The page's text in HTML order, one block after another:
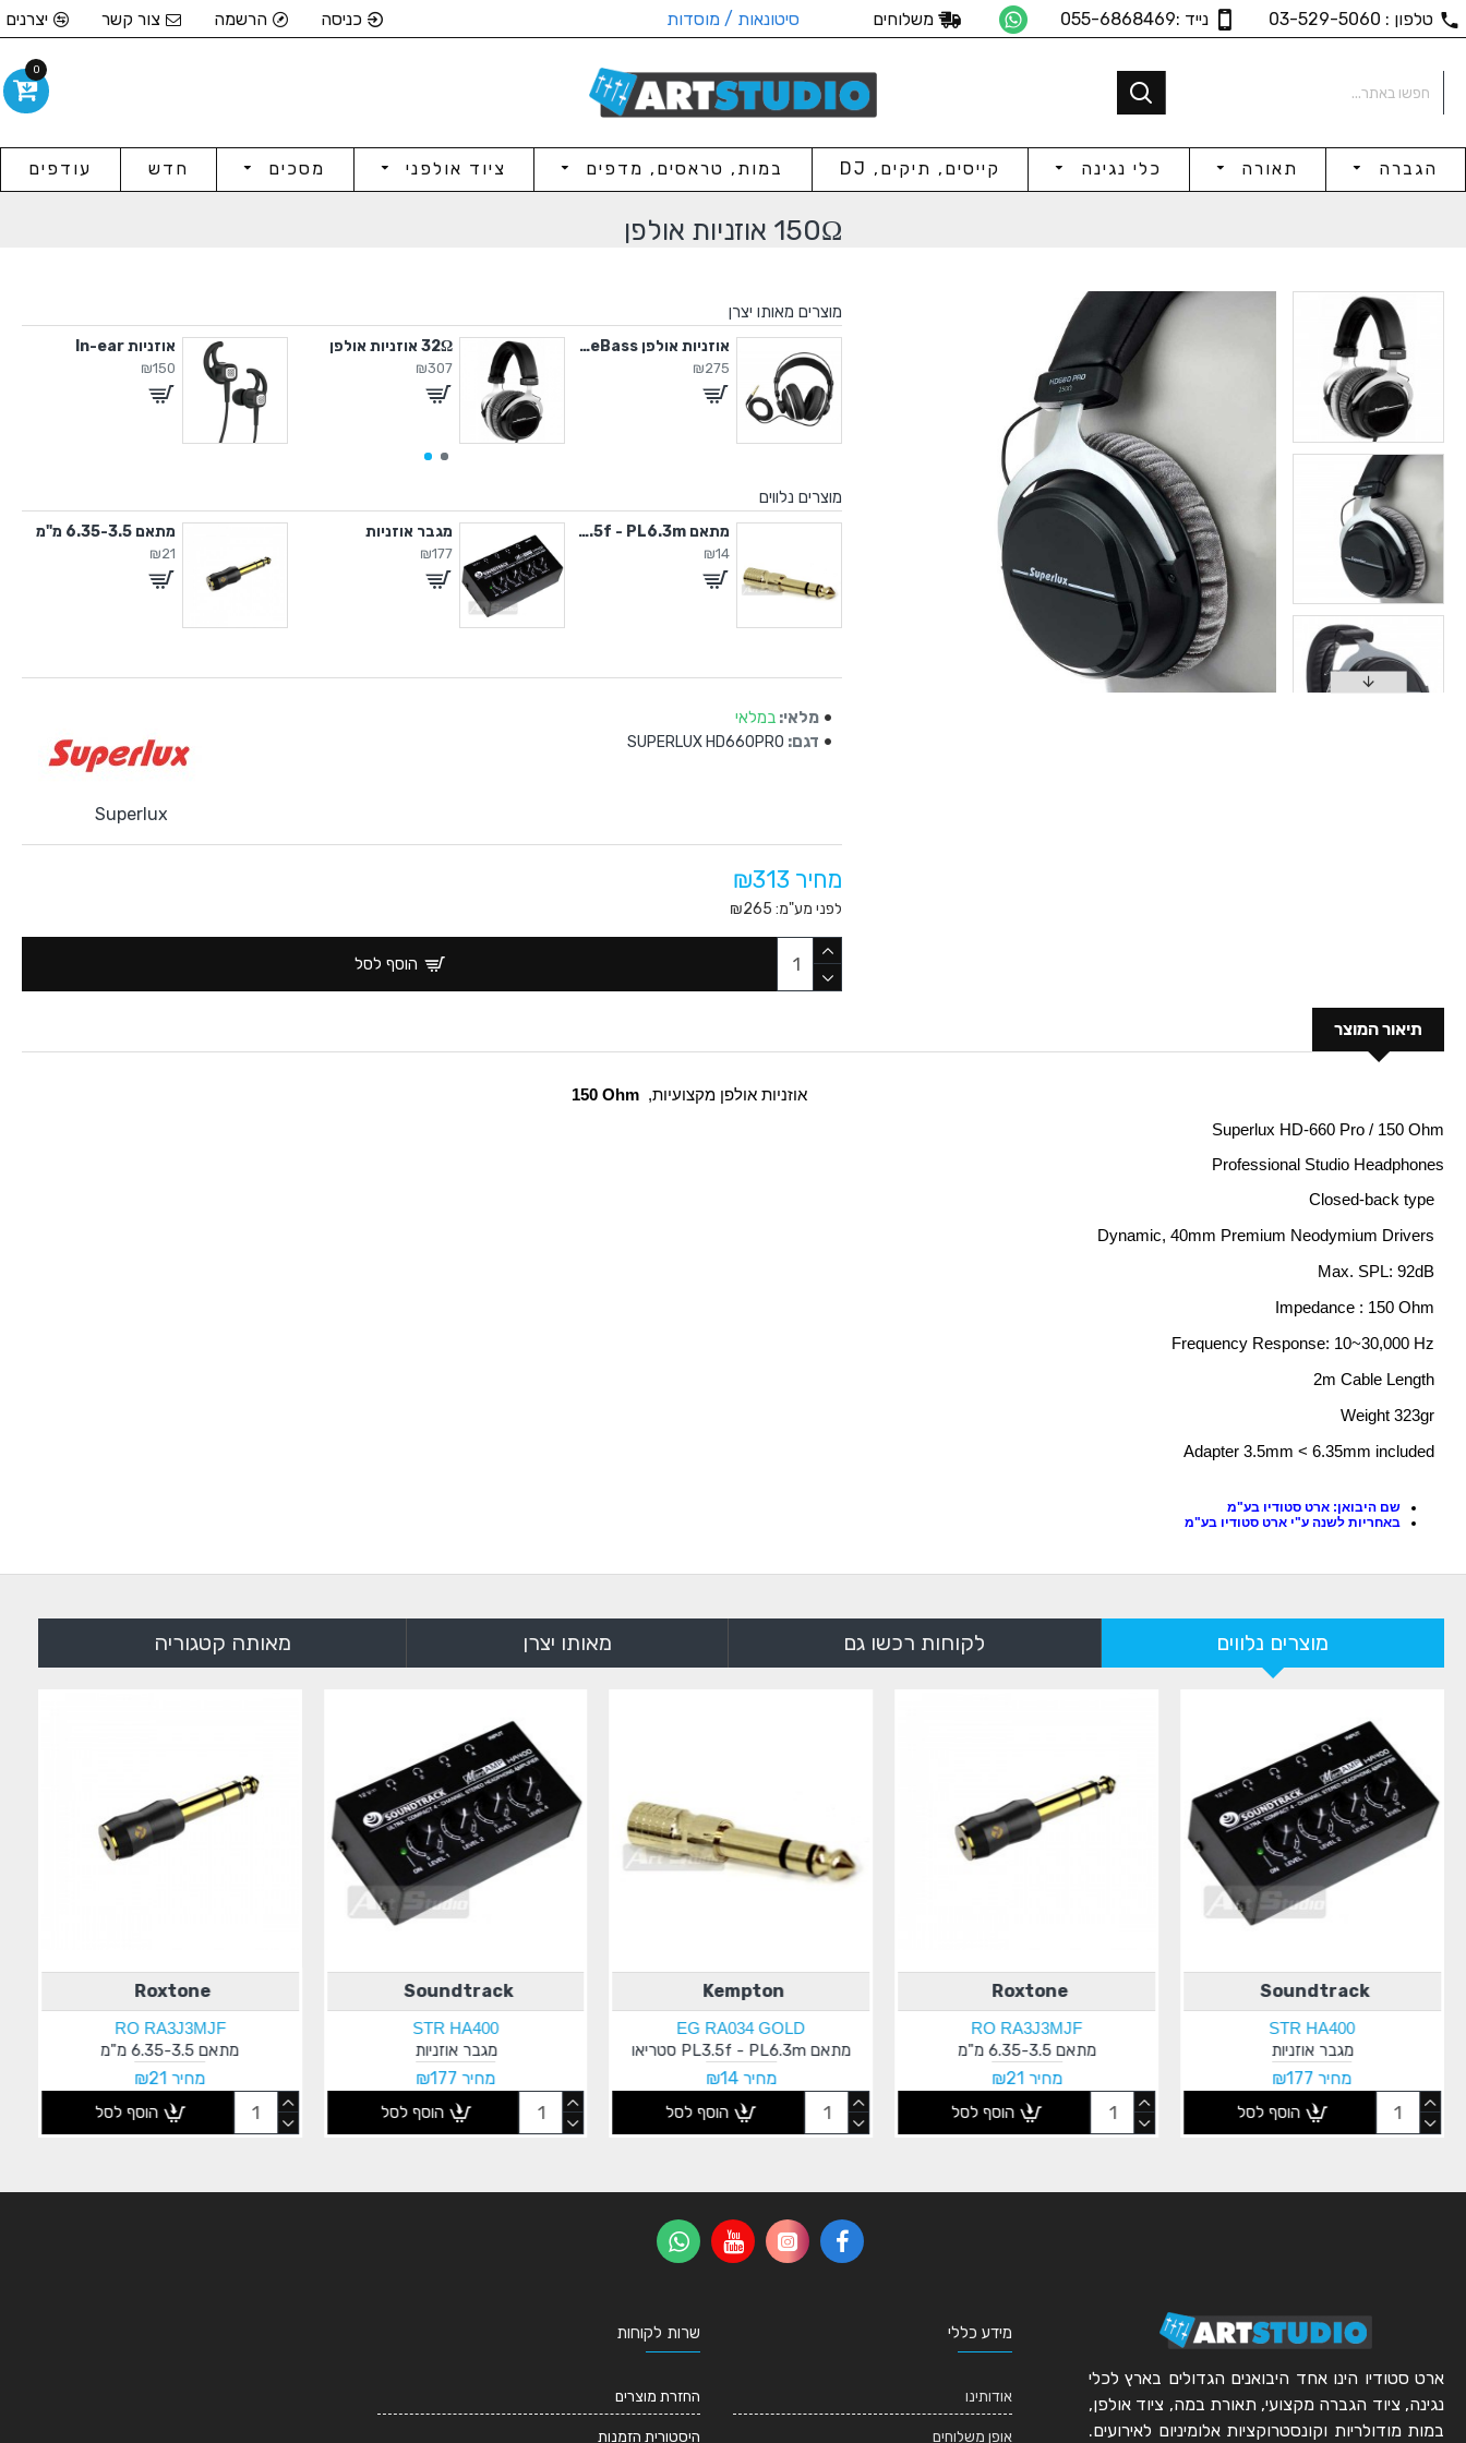
טלפון : 03-529-5060 נייד :055-6868469 משלוחים סיטונאות / מוסדות כניסה הרשמה צור קשר יצרנים
הגברה תאורה כלי נגינה קייסים, תיקים, DJ במות, טראסים, מדפים ציוד אולפני מסכים חדש עודפים
150Ω אוזניות אולפן
מוצרים מאותו יצרן
אוזניות אולפן TrueBass
₪275
32Ω אוזניות אולפן
₪307
אוזניות In-ear
₪150
מוצרים נלווים
מתאם PL3.5f - PL6.3m סטריאו מגבר אוזניות
₪177
מתאם 6.35-3.5 מ"מ
₪21
מתאם PL3.5f - PL6.3m סטריאו
₪14
מגבר אוזניות
₪177
מתאם 6.35-3.5 מ"מ
₪21
מלאי: במלאי
דגם: SUPERLUX HD660PRO
Superlux
מחיר ₪313
לפני מע"מ: ₪265
הוסף לסל
תיאור המוצר
אוזניות אולפן מקצועיות, 150 Ohm
Superlux HD-660 Pro / 150 Ohm
Professional Studio Headphones
Closed-back type
Dynamic, 40mm Premium Neodymium Drivers
Max. SPL: 92dB
Impedance : 150 Ohm
Frequency Response: 10~30,000 Hz
2m Cable Length
Weight 323gr
Adapter 3.5mm < 6.35mm included
שם היבואן: ארט סטודיו בע"מ
באחריות לשנה ע"י ארט סטודיו בע"מ
מוצרים נלווים לקוחות רכשו גם מאותו יצרן מאותה קטגוריה
Soundtrack
STR HA400
מגבר אוזניות
מחיר ₪177
הוסף לסל
Roxtone
RO RA3J3MJF
מתאם 6.35-3.5 מ"מ
מחיר ₪21
הוסף לסל
Kempton
EG RA034 GOLD
מתאם PL3.5f - PL6.3m סטריאו
מחיר ₪14
הוסף לסל
Soundtrack
STR HA400
מגבר אוזניות
מחיר ₪177
הוסף לסל
Roxtone
RO RA3J3MJF
מתאם 6.35-3.5 מ"מ
מחיר ₪21
הוסף לסל
ארט סטודיו הינו אחד היבואנים הגדולים בארץ לכלי
נגינה, ציוד הגברה מקצועי, תאורת במה, ציוד אולפן,
במות מודולריות וקונסטרוקציות אלומיניום לאירועים.
מידע כללי
אודותינו
אופן משלוחים
שרות לקוחות
החזרת מוצרים
היסטורית הזמנות
0